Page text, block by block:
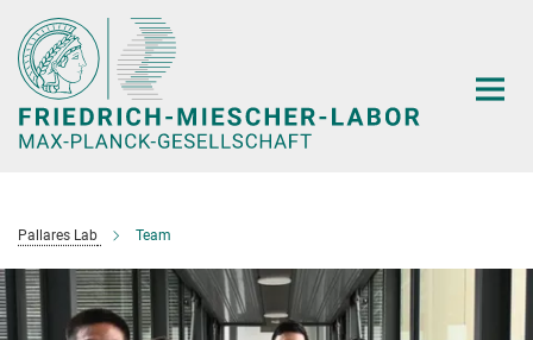
Hauptinhalt
Pallares Lab Team